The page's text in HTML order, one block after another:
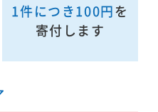
1件につき100円を
寄付します